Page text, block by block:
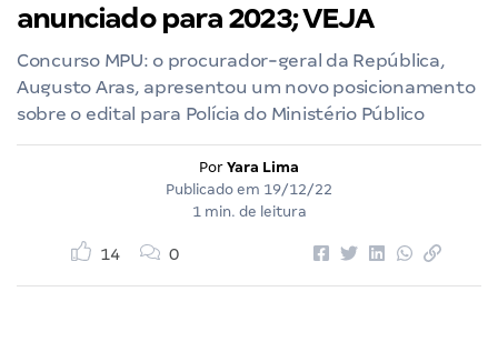
anunciado para 2023; VEJA
Concurso MPU: o procurador-geral da República,
Augusto Aras, apresentou um novo posicionamento
sobre o edital para Polícia do Ministério Público
Por Yara Lima
Publicado em 19/12/22
1 min. de leitura
14 0